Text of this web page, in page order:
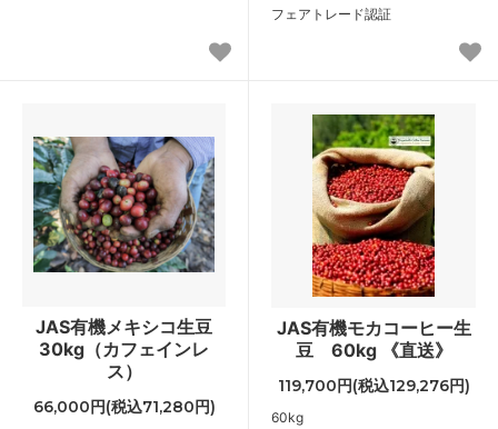
フェアトレード認証
JAS有機メキシコ生豆
30kg（カフェインレ
ス）
66,000円(税込71,280円)
JAS有機モカコーヒー生
豆 60kg 《直送》
119,700円(税込129,276円)
60kg